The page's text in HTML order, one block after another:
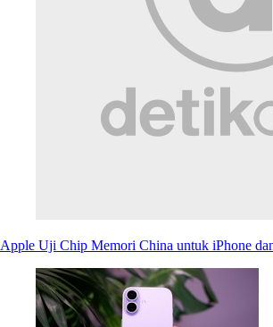
Apple Uji Chip Memori China untuk iPhone